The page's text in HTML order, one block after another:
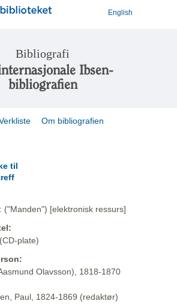
English
Bibliografi
Ibsen-
bibliografien
Om bibliografien
til
("Manden") [elektronisk ressurs]
plate)
Olavsson), 1818-1870
Paul, 1824-1869 (redaktør)